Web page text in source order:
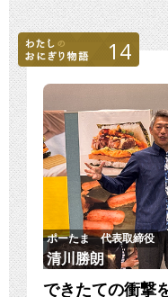
14
ポーたま 代表取締役
清川勝朗
できたての衝撃